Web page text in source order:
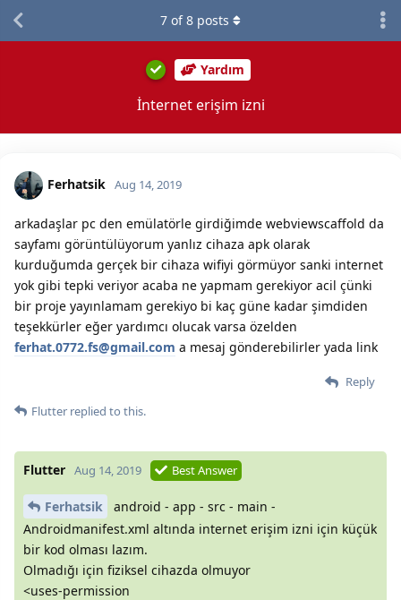
Yardım
İnternet erişim izni
7 of8 posts
Ferhatsik Aug 14, 2019
arkadaşlar pc den emülatörle girdiğimde webviewscaffold da
sayfamı görüntülüyorum yanlız cihaza apk olarak
kurduğumda gerçek bir cihaza wifiyi görmüyor sanki internet
yok gibi tepki veriyor acaba ne yapmam gerekiyor acil çünki
bir proje yayınlamam gerekiyo bi kaç güne kadar şimdiden
teşekkürler eğer yardımcı olucak varsa özelden
ferhat.0772.fs@gmail.com a mesaj gönderebilirler yada link
Reply
Flutter replied to this.
Flutter Aug 14, 2019 Best Answer
Ferhatsik
android - app - src - main -
Androidmanifest.xml altında internet erişim izni için küçük
bir kod olması lazım.
Olmadığı için fiziksel cihazda olmuyor
<uses-permission